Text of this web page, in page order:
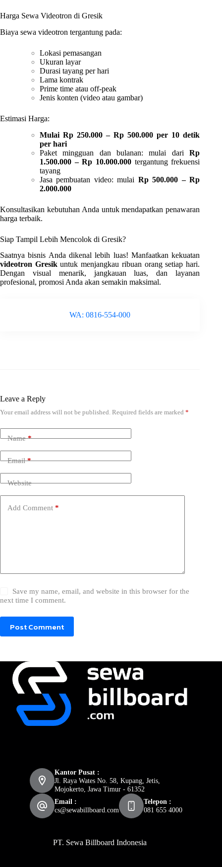
Harga Sewa Videotron di Gresik
Biaya sewa videotron tergantung pada:
Lokasi pemasangan
Ukuran layar
Durasi tayang per hari
Lama kontrak
Prime time atau off-peak
Jenis konten (video atau gambar)
Estimasi Harga:
Mulai Rp 250.000 – Rp 500.000 per 10 detik
per hari
Paket mingguan dan bulanan: mulai dariRp
1.500.000 – Rp 10.000.000tergantung frekuensi
tayang
Jasa pembuatan video: mulai Rp 500.000 – Rp
2.000.000
Konsultasikan kebutuhan Anda untuk mendapatkan penawaran
harga terbaik.
Siap Tampil Lebih Mencolok di Gresik?
Saatnya bisnis Anda dikenal lebih luas! Manfaatkan kekuatan
videotron Gresikuntuk menjangkau ribuan orang setiap hari.
Dengan visual menarik, jangkauan luas, dan layanan
profesional, promosi Anda akan semakin maksimal.
WA: 0816-554-000
Leave a Reply
Your email address will not be published. Required fields are marked *
Name*
Email*
Website
Add Comment *
Save my name, email, and website in this browser for the
next time I comment.
Post Comment
Kantor Pusat :
Jl. Raya Wates No. 58, Kupang, Jetis,
Mojokerto, Jawa Timur - 61352
Email :
cs@sewabillboard.com
Telepon :
081 655 4000
PT. Sewa Billboard Indonesia